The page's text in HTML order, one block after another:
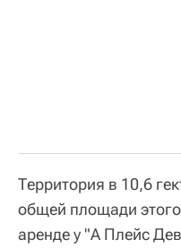
Территория в 10,6
общей площади этого
аренде у "А Плейс